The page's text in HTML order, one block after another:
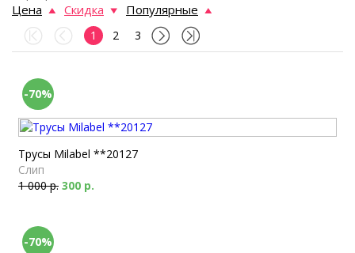
Цена Скидка Популярные
1 2 3
-70%
Трусы Milabel **20127
Слип
1 000 р. 300 р.
-70%